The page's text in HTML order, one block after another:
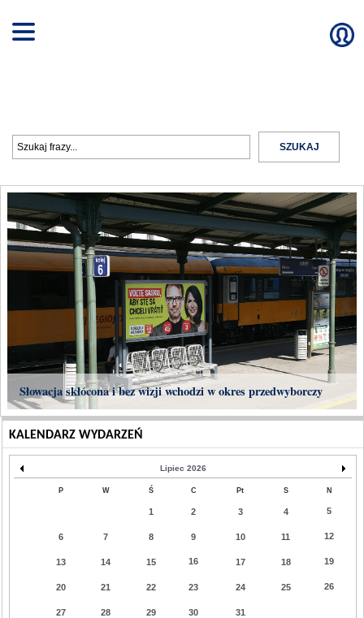
Słowacja skłócona i bez wizji wchodzi w okres przedwyborczy
KALENDARZ WYDARZEŃ
Lipiec 2026
P W Ś C Pt S N
1 2 3 4 5
6 7 8 9 10 11 12
13 14 15 16 17 18 19
20 21 22 23 24 25 26
27 28 29 30 31